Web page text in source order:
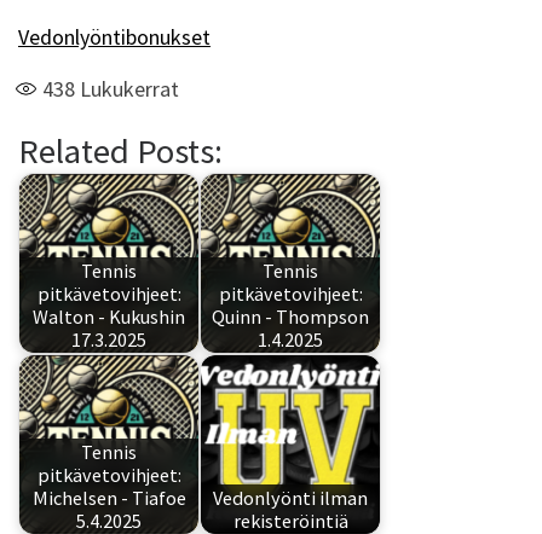
Vedonlyöntibonukset
438 Lukukerrat
Related Posts:
Tennis
pitkävetovihjeet:
Walton - Kukushin
17.3.2025
Tennis
pitkävetovihjeet:
Quinn - Thompson
1.4.2025
Tennis
pitkävetovihjeet:
Michelsen - Tiafoe
5.4.2025
Vedonlyönti ilman
rekisteröintiä